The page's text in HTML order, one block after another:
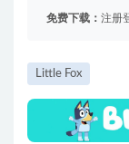
免费下载： 注册
Little Fox